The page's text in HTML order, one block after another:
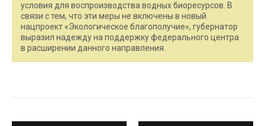
условия для воспроизводства водных биоресурсов. В
связи с тем, что эти меры не включены в новый
нацпроект «Экологическое благополучие», губернатор
выразил надежду на поддержку федерального центра
в расширении данного направления.